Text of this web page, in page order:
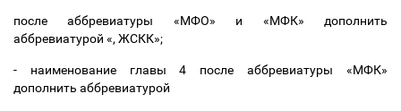
после аббревиатуры «МФО» и «МФК» дополнить
аббревиатурой «, ЖСКК»;
- наименование главы 4 после аббревиатуры «МФК»
дополнить аббревиатурой